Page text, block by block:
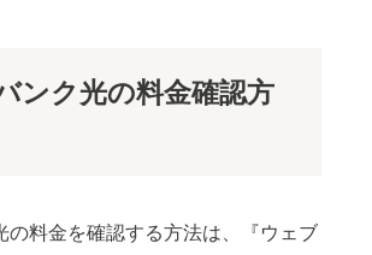
ンク光の料金確認方
の料金を確認する方法は、『ウェブ